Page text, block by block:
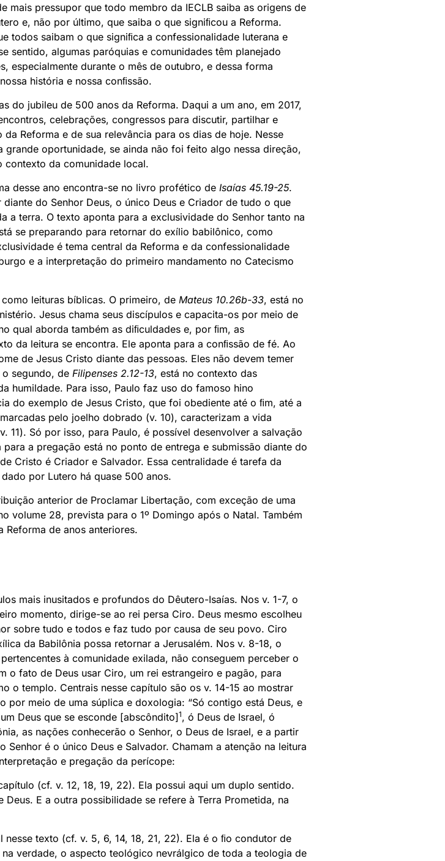
mais pressupor que todo membro da IECLB saiba as origens de
e, não por último, que saiba o que signiﬁcou a Reforma.
todos saibam o que signiﬁca a confessionalidade luterana e
sentido, algumas paróquias e comunidades têm planejado
especialmente durante o mês de outubro, e dessa forma
história e nossa conﬁssão.
do jubileu de 500 anos da Reforma. Daqui a um ano, em 2017,
celebrações, congressos para discutir, partilhar e
Reforma e de sua relevância para os dias de hoje. Nesse
oportunidade, se ainda não foi feito algo nessa direção,
contexto da comunidade local.
desse ano encontra-se no livro profético de Isaías 45.19-25.
do Senhor Deus, o único Deus e Criador de tudo o que
a terra. O texto aponta para a exclusividade do Senhor tanto na
se preparando para retornar do exílio babilônico, como
é tema central da Reforma e da confessionalidade
e a interpretação do primeiro mandamento no Catecismo
leituras bíblicas. O primeiro, de Mateus 10.26b-33, está no
Jesus chama seus discípulos e capacita-os por meio de
qual aborda também as diﬁculdades e, por ﬁm, as
da leitura se encontra. Ele aponta para a conﬁssão de fé. Ao
de Jesus Cristo diante das pessoas. Eles não devem temer
segundo, de Filipenses 2.12-13, está no contexto das
humildade. Para isso, Paulo faz uso do famoso hino
do exemplo de Jesus Cristo, que foi obediente até o ﬁm, até a
pelo joelho dobrado (v. 10), caracterizam a vida
11). Só por isso, para Paulo, é possível desenvolver a salvação
a pregação está no ponto de entrega e submissão diante do
Cristo é Criador e Salvador. Essa centralidade é tarefa da
por Lutero há quase 500 anos.
anterior de Proclamar Libertação, com exceção de uma
volume 28, prevista para o 1º Domingo após o Natal. Também
Reforma de anos anteriores.
mais inusitados e profundos do Dêutero-Isaías. Nos v. 1-7, o
momento, dirige-se ao rei persa Ciro. Deus mesmo escolheu
sobre tudo e todos e faz tudo por causa de seu povo. Ciro
da Babilônia possa retornar a Jerusalém. Nos v. 8-18, o
à comunidade exilada, não conseguem perceber o
o fato de Deus usar Ciro, um rei estrangeiro e pagão, para
o templo. Centrais nesse capítulo são os v. 14-15 ao mostrar
por meio de uma súplica e doxologia: “Só contigo está Deus, e
Deus que se esconde [abscôndito]1, ó Deus de Israel, ó
as nações conhecerão o Senhor, o Deus de Israel, e a partir
é o único Deus e Salvador. Chamam a atenção na leitura
e pregação da perícope:
(cf. v. 12, 18, 19, 22). Ela possui aqui um duplo sentido.
E a outra possibilidade se refere à Terra Prometida, na
nesse texto (cf. v. 5, 6, 14, 18, 21, 22). Ela é o ﬁo condutor de
verdade, o aspecto teológico nevrálgico de toda a teologia de